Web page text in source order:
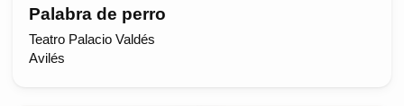
Palabra de perro
Teatro Palacio Valdés
Avilés